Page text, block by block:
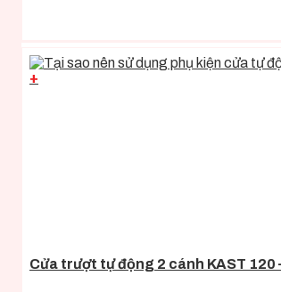
+
Cửa trượt tự động 2 cánh KAST 120